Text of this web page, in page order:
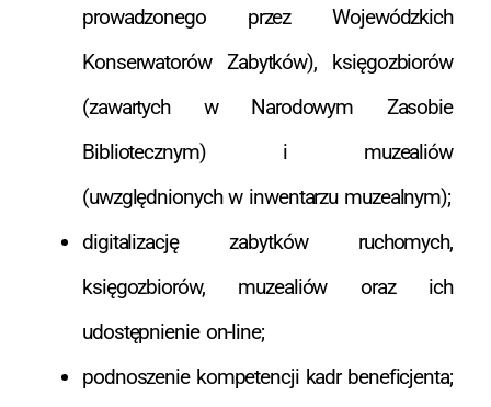
prowadzonego przez Wojewódzkich
Konserwatorów Zabytków), księgozbiorów
(zawartych w Narodowym Zasobie
Bibliotecznym) i muzealiów
(uwzględnionych w inwentarzu muzealnym);
digitalizację zabytków ruchomych,
księgozbiorów, muzealiów oraz ich
udostępnienie on-line;
podnoszenie kompetencji kadr beneficjenta;